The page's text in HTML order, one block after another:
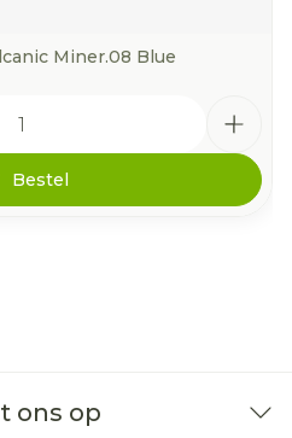
Miner.08 Blue
Bestel
ons op